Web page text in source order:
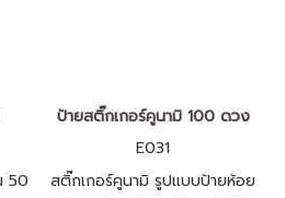
50
ป้ายสติ๊กเกอร์คูนามิ 100 ดวง
E031
สติ๊กเกอร์คูนามิ รูปแบบป้ายห้อย